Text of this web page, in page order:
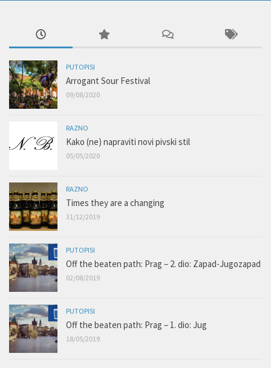
PUTOPISI
Arrogant Sour Festival
09/08/2020
RAZNO
Kako (ne) napraviti novi pivski stil
05/05/2020
RAZNO
Times they are a changing
31/12/2019
PUTOPISI
Off the beaten path: Prag – 2. dio: Zapad-Jugozapad
02/08/2019
PUTOPISI
Off the beaten path: Prag – 1. dio: Jug
18/05/2019